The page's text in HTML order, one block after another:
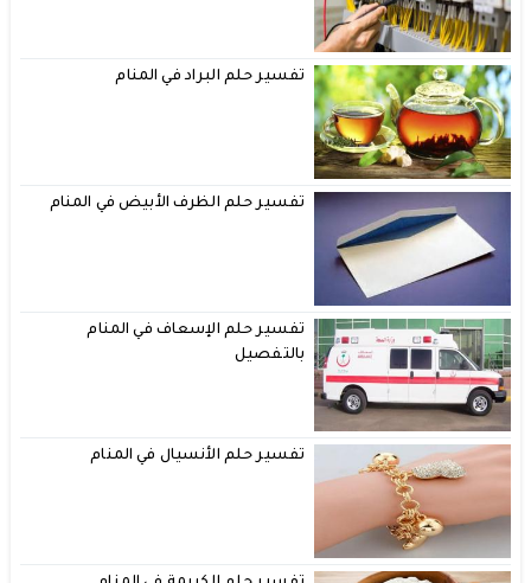
تفسير حلم البراد في المنام
تفسير حلم الظرف الأبيض في المنام
تفسير حلم الإسعاف في المنام
بالتفصيل
تفسير حلم الأنسيال في المنام